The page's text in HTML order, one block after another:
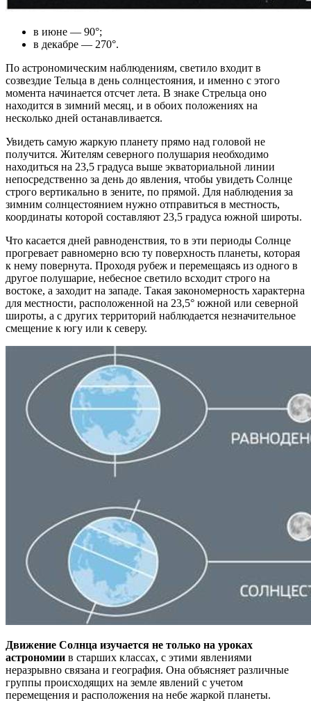
в июне — 90°;
в декабре — 270°.
По астрономическим наблюдениям, светило входит в
созвездие Тельца в день солнцестояния, и именно с этого
момента начинается отсчет лета. В знаке Стрельца оно
находится в зимний месяц, и в обоих положениях на
несколько дней останавливается.
Увидеть самую жаркую планету прямо над головой не
получится. Жителям северного полушария необходимо
находиться на 23,5 градуса выше экваториальной линии
непосредственно за день до явления, чтобы увидеть Солнце
строго вертикально в зените, по прямой. Для наблюдения за
зимним солнцестоянием нужно отправиться в местность,
координаты которой составляют 23,5 градуса южной широты.
Что касается дней равноденствия, то в эти периоды Солнце
прогревает равномерно всю ту поверхность планеты, которая
к нему повернута. Проходя рубеж и перемещаясь из одного в
другое полушарие, небесное светило всходит строго на
востоке, а заходит на западе. Такая закономерность характерна
для местности, расположенной на 23,5° южной или северной
широты, а с других территорий наблюдается незначительное
смещение к югу или к северу.
Движение Солнца изучается не только на уроках
астрономии в старших классах, с этими явлениями
неразрывно связана и география. Она объясняет различные
группы происходящих на земле явлений с учетом
перемещения и расположения на небе жаркой планеты.